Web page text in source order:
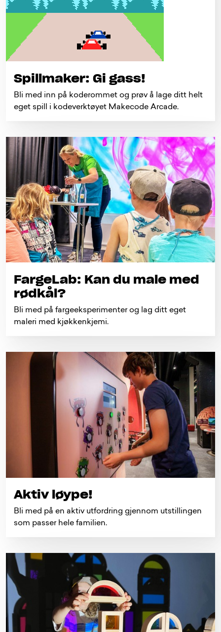
Spillmaker: Gi gass!
Bli med inn på koderommet og prøv å lage ditt helt
eget spill i kodeverktøyet Makecode Arcade.
FargeLab: Kan du male med
rødkål?
Bli med på fargeeksperimenter og lag ditt eget
maleri med kjøkkenkjemi.
Aktiv løype!
Bli med på en aktiv utfordring gjennom utstillingen
som passer hele familien.